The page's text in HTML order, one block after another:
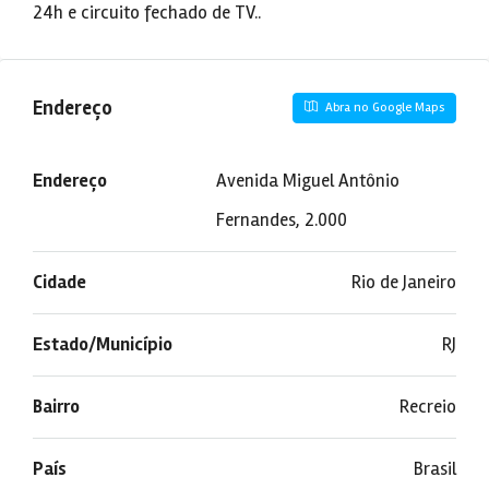
24h e circuito fechado de TV..
Endereço Abra no Google Maps
Endereço
Avenida Miguel Antônio
Fernandes, 2.000
Cidade Rio de Janeiro
Estado/Município RJ
Bairro Recreio
País Brasil